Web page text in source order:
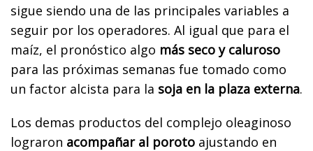
sigue siendo una de las principales variables a
seguir por los operadores. Al igual que para el
maíz, el pronóstico algo más seco y caluroso
para las próximas semanas fue tomado como
un factor alcista para la soja en la plaza externa.
Los demas productos del complejo oleaginoso
lograron acompañar al poroto ajustando en